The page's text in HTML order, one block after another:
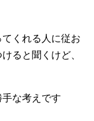
くれる人に従お
ると聞くけど、
な考えです